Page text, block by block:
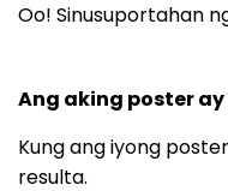
Oo! Sinusuportahan
Ang aking poster
Kung ang iyong
resulta.